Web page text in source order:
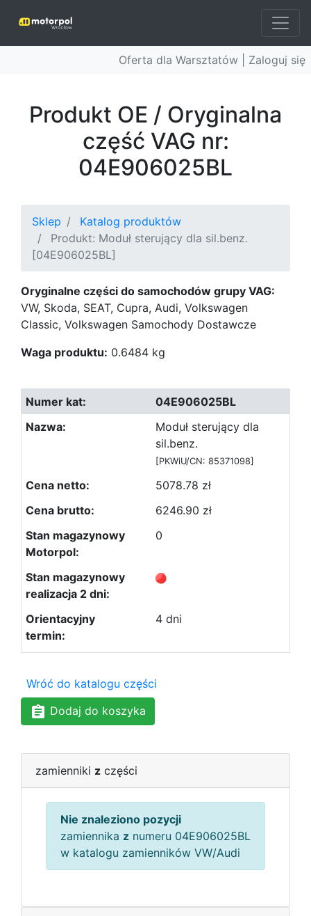
Oferta dla Warsztatów | Zaloguj się
Produkt OE / Oryginalna
część VAG nr:
04E906025BL
Sklep
Katalog produktów
Produkt: Moduł sterujący dla sil.benz.
[04E906025BL]
Oryginalne części do samochodów grupy VAG:
VW, Skoda, SEAT, Cupra, Audi, Volkswagen
Classic, Volkswagen Samochody Dostawcze
Waga produktu: 0.6484 kg
04E906025BL
Moduł sterujący dla
sil.benz.
[PKWiU/CN: 85371098]
5078.78 zł
6246.90 zł
0
4 dni
Wróć do katalogu części
Dodaj do koszyka
zamienniki z części
Nie znaleziono pozycji
zamiennika z numeru 04E906025BL
w katalogu zamienników VW/Audi